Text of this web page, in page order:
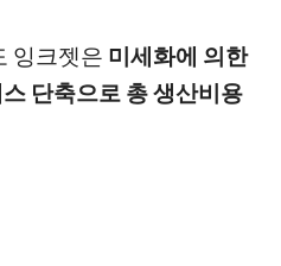
잉크젯은 미세화에 의한
단축으로 총 생산비용